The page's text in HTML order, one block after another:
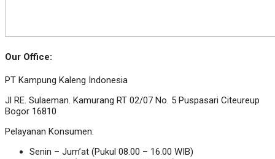
Our Office:
PT Kampung Kaleng Indonesia
Jl RE. Sulaeman. Kamurang RT 02/07 No. 5 Puspasari Citeureup
Bogor 16810
Pelayanan Konsumen:
Senin – Jum’at (Pukul 08.00 – 16.00 WIB)